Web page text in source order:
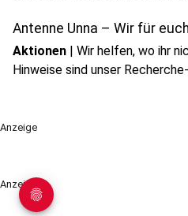
Antenne Unna – Wir für
Aktionen | Wir helfen, wo ihr
Hinweise sind unser
Anzeige
Anzeige